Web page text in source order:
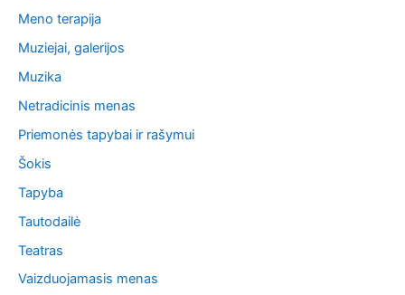
Meno terapija
Muziejai, galerijos
Muzika
Netradicinis menas
Priemonės tapybai ir rašymui
Šokis
Tapyba
Tautodailė
Teatras
Vaizduojamasis menas